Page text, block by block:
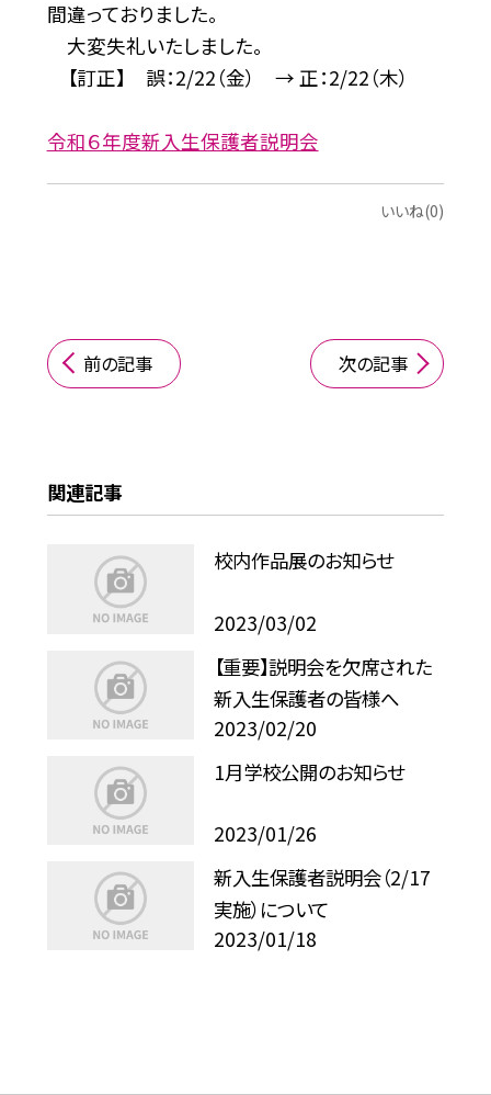
間違っておりました。
大変失礼いたしました。
【訂正】 誤：2/22（金） → 正：2/22（木）
令和６年度新入生保護者説明会
いいね(0)
前の記事 次の記事
関連記事
校内作品展のお知らせ
2023/03/02
【重要】説明会を欠席された
新入生保護者の皆様へ
2023/02/20
1月学校公開のお知らせ
2023/01/26
新入生保護者説明会（2/17
実施）について
2023/01/18